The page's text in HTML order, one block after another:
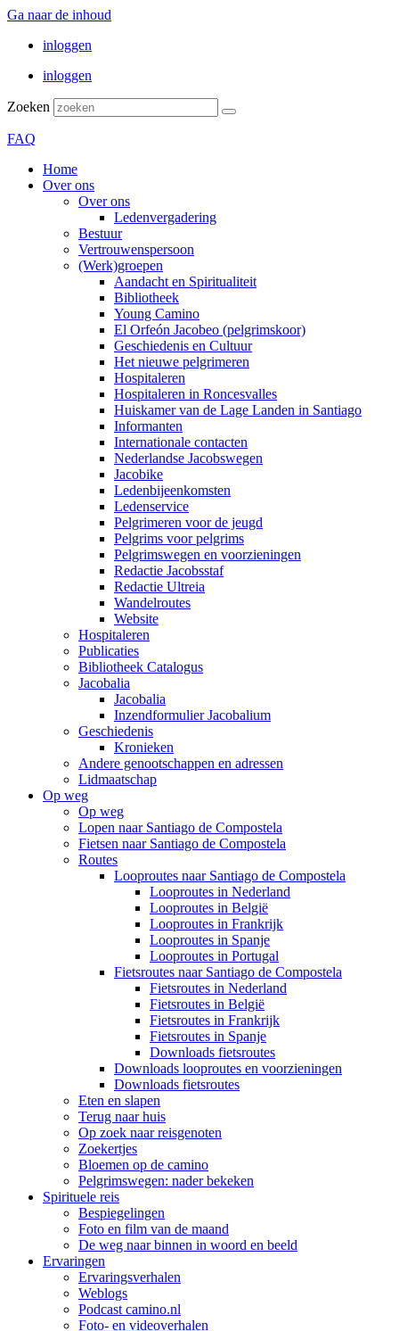
Ga naar de inhoud
inloggen
inloggen
Zoeken
FAQ
Home
Over ons
Over ons
Ledenvergadering
Bestuur
Vertrouwenspersoon
(Werk)groepen
Aandacht en Spiritualiteit
Bibliotheek
Young Camino
El Orfeón Jacobeo (pelgrimskoor)
Geschiedenis en Cultuur
Het nieuwe pelgrimeren
Hospitaleren
Hospitaleren in Roncesvalles
Huiskamer van de Lage Landen in Santiago
Informanten
Internationale contacten
Nederlandse Jacobswegen
Jacobike
Ledenbijeenkomsten
Ledenservice
Pelgrimeren voor de jeugd
Pelgrims voor pelgrims
Pelgrimswegen en voorzieningen
Redactie Jacobsstaf
Redactie Ultreia
Wandelroutes
Website
Hospitaleren
Publicaties
Bibliotheek Catalogus
Jacobalia
Jacobalia
Inzendformulier Jacobalium
Geschiedenis
Kronieken
Andere genootschappen en adressen
Lidmaatschap
Op weg
Op weg
Lopen naar Santiago de Compostela
Fietsen naar Santiago de Compostela
Routes
Looproutes naar Santiago de Compostela
Looproutes in Nederland
Looproutes in België
Looproutes in Frankrijk
Looproutes in Spanje
Looproutes in Portugal
Fietsroutes naar Santiago de Compostela
Fietsroutes in Nederland
Fietsroutes in België
Fietsroutes in Frankrijk
Fietsroutes in Spanje
Downloads fietsroutes
Downloads looproutes en voorzieningen
Downloads fietsroutes
Eten en slapen
Terug naar huis
Op zoek naar reisgenoten
Zoekertjes
Bloemen op de camino
Pelgrimswegen: nader bekeken
Spirituele reis
Bespiegelingen
Foto en film van de maand
De weg naar binnen in woord en beeld
Ervaringen
Ervaringsverhalen
Weblogs
Podcast camino.nl
Foto- en videoverhalen